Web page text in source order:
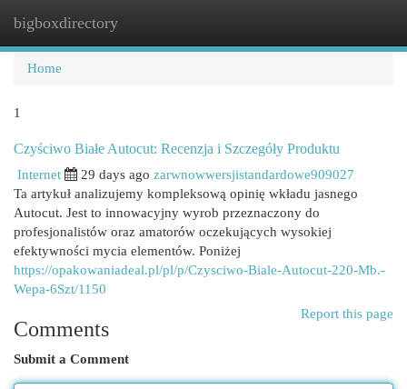
bigboxdirectory
Home
1
Czyściwo Białe Autocut: Recenzja i Szczegóły Produktu
Internet 29 days ago zarwnowwersjistandardowe909027
Ta artykuł analizujemy kompleksową opinię wkładu jasnego
Autocut. Jest to innowacyjny wyrob przeznaczony do
profesjonalistów oraz amatorów oczekujących wysokiej
efektywności mycia elementów. Poniżej
https://opakowaniadeal.pl/pl/p/Czysciwo-Biale-Autocut-220-Mb.-
Wepa-6Szt/1150
Report this page
Comments
Submit a Comment